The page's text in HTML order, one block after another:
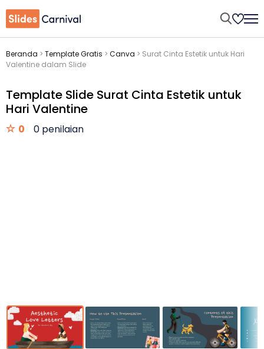
Beranda > Template Gratis > Canva > Surat Cinta Estetik untuk Hari
Valentine dalam Slide
Template Slide Surat Cinta Estetik untuk
Hari Valentine
0 0 penilaian